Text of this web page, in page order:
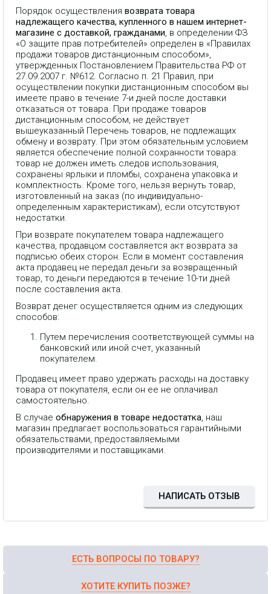
Порядок осуществления возврата товара
надлежащего качества, купленного в нашем интернет-
магазине с доставкой, гражданами , в определении ФЗ
«О защите прав потребителей» определен в «Правилах
продажи товаров дистанционным способом»,
утвержденных Постановлением Правительства РФ от
27.09.2007 г. №612. Согласно п. 21 Правил, при
осуществлении покупки дистанционным способом вы
имеете право в течение 7-и дней после доставки
отказаться от товара. При продаже товаров
дистанционным способом, не действует
вышеуказанный Перечень товаров, не подлежащих
обмену и возврату. При этом обязательным условием
является обеспечение полной сохранности товара:
товар не должен иметь следов использования,
сохранены ярлыки и пломбы, сохранена упаковка и
комплектность. Кроме того, нельзя вернуть товар,
изготовленный на заказ (по индивидуально-
определенным характеристикам), если отсутствуют
недостатки.
При возврате покупателем товара надлежащего
качества, продавцом составляется акт возврата за
подписью обеих сторон. Если в момент составления
акта продавец не передал деньги за возвращенный
товар, то деньги передаются в течение 10-ти дней
после составления акта.
Возврат денег осуществляется одним из следующих
способов:
Путем перечисления соответствующей суммы на
банковский или иной счет, указанный
покупателем.
Продавец имеет право удержать расходы на доставку
товара от покупателя, если он ее не оплачивал
самостоятельно.
В случае обнаружения в товаре недостатка , наш
магазин предлагает воспользоваться гарантийными
обязательствами, предоставляемыми
производителями и поставщиками.
НАПИСАТЬ ОТЗЫВ
ЕСТЬ ВОПРОСЫ ПО ТОВАРУ?
ХОТИТЕ КУПИТЬ ПОЗЖЕ?